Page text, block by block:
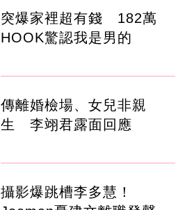
突爆家裡超有錢 182萬
HOOK驚認我是男的
傳離婚檢場、女兒非親
生 李翊君露面回應
攝影爆跳槽李多慧！